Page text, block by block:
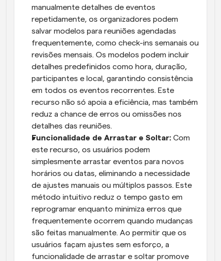
manualmente detalhes de eventos
repetidamente, os organizadores podem
salvar modelos para reuniões agendadas
frequentemente, como check-ins semanais ou
revisões mensais. Os modelos podem incluir
detalhes predefinidos como hora, duração,
participantes e local, garantindo consistência
em todos os eventos recorrentes. Este
recurso não só apoia a eficiência, mas também
reduz a chance de erros ou omissões nos
detalhes das reuniões.
Funcionalidade de Arrastar e Soltar: Com
este recurso, os usuários podem
simplesmente arrastar eventos para novos
horários ou datas, eliminando a necessidade
de ajustes manuais ou múltiplos passos. Este
método intuitivo reduz o tempo gasto em
reprogramar enquanto minimiza erros que
frequentemente ocorrem quando mudanças
são feitas manualmente. Ao permitir que os
usuários façam ajustes sem esforço, a
funcionalidade de arrastar e soltar promove